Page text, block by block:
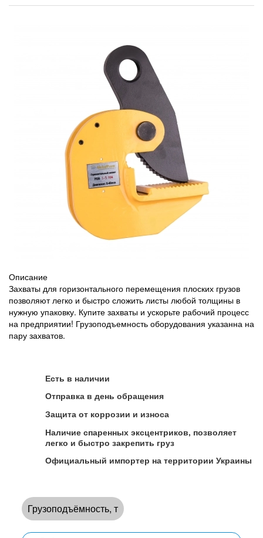
Описание
Захваты для горизонтального перемещения плоских грузов
позволяют легко и быстро сложить листы любой толщины в
нужную упаковку. Купите захваты и ускорьте рабочий процесс
на предприятии! Грузоподъемность оборудования указанна на
пару захватов.
Есть в наличии
Отправка в день обращения
Защита от коррозии и износа
Наличие спаренных эксцентриков, позволяет
легко и быстро закрепить груз
Официальный импортер на территории Украины
Грузоподъёмность, т